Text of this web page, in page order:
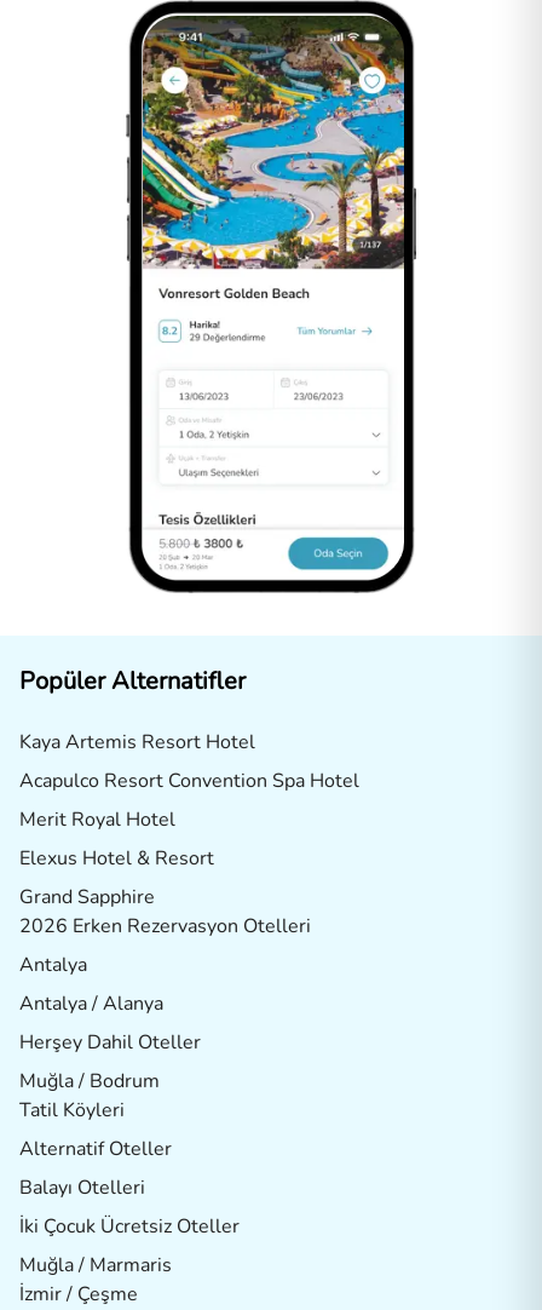
Popüler Alternatifler
Kaya Artemis Resort Hotel
Acapulco Resort Convention Spa Hotel
Merit Royal Hotel
Elexus Hotel & Resort
Grand Sapphire
2026 Erken Rezervasyon Otelleri
Antalya
Antalya / Alanya
Herşey Dahil Oteller
Muğla / Bodrum
Tatil Köyleri
Alternatif Oteller
Balayı Otelleri
İki Çocuk Ücretsiz Oteller
Muğla / Marmaris
İzmir / Çeşme